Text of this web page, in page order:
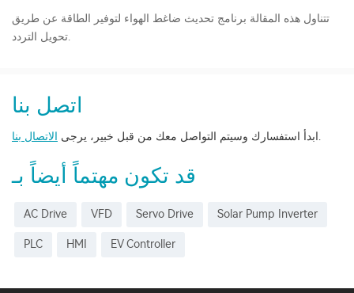
تتناول هذه المقالة برنامج تحديث ضاغط الهواء لتوفير الطاقة عن طريق
تحويل التردد.
اتصل بنا
ابدأ استفسارك وسيتم التواصل معك من قبل خبير، يرجى الاتصال بنا .
قد تكون مهتماً أيضاً بـ
AC Drive VFD Servo Drive Solar Pump Inverter
PLC HMI EV Controller